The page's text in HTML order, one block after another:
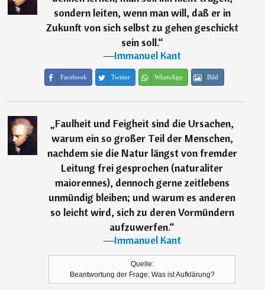
sondern leiten, wenn man will, daß er in
Zukunft von sich selbst zu gehen geschickt
sein soll.“
―Immanuel Kant
Facebook Twitter WhatsApp Bild
„Faulheit und Feigheit sind die Ursachen,
warum ein so großer Teil der Menschen,
nachdem sie die Natur längst von fremder
Leitung frei gesprochen (naturaliter
maiorennes), dennoch gerne zeitlebens
unmündig bleiben; und warum es anderen
so leicht wird, sich zu deren Vormündern
aufzuwerfen.“
―Immanuel Kant
Quelle:
Beantwortung der Frage: Was ist Aufklärung?